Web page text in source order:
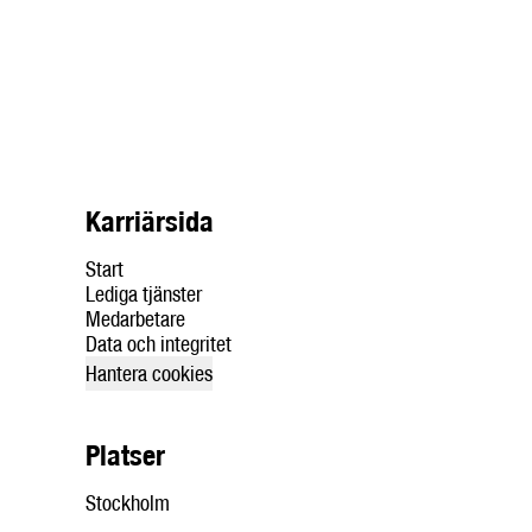
Karriärsida
Start
Lediga tjänster
Medarbetare
Data och integritet
Hantera cookies
Platser
Stockholm